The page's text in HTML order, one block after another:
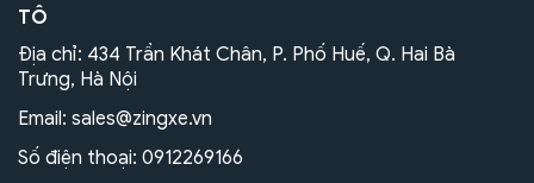
TÔ
Địa chỉ: 434 Trần Khát Chân, P. Phố Huế, Q. Hai Bà
Trưng, Hà Nội
Email: sales@zingxe.vn
Số điện thoại: 0912269166